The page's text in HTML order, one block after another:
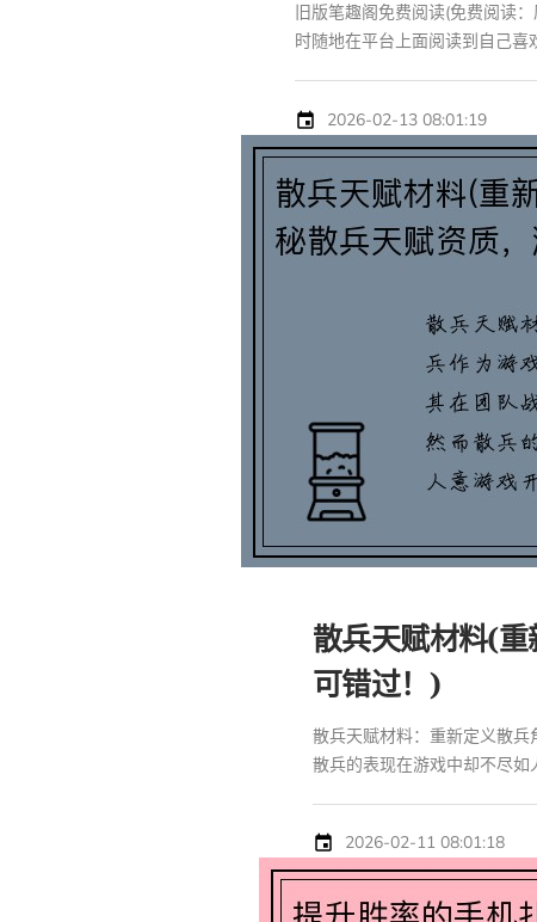
旧版笔趣阁免费阅读(免费阅读
时随地在平台上面阅读到自己
2026-02-13 08:01:19
散兵天赋材料(
可错过！)
散兵天赋材料：重新定义散兵
散兵的表现在游戏中却不尽
2026-02-11 08:01:18